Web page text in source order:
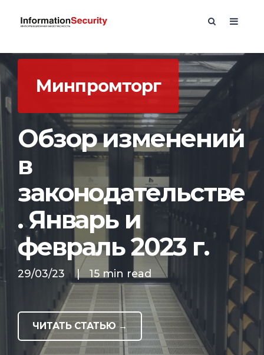
Минпромторг
Обзор изменений
в
законодательстве
. Январь и
февраль 2023 г.
29/03/23 | 15 min read
ЧИТАТЬ СТАТЬЮ →